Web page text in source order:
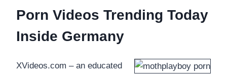
Porn Videos Trending Today
Inside Germany
XVideos.com – an educated